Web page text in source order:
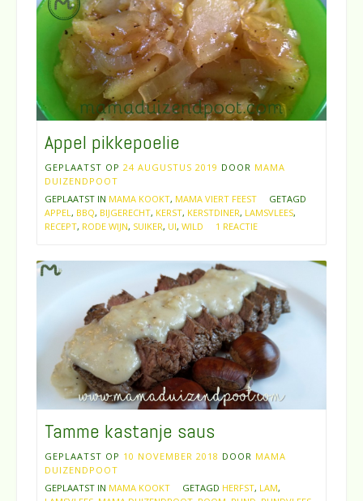
Appel pikkepoelie
GEPLAATST OP 24 AUGUSTUS 2019 DOOR MAMA
DUIZENDPOOT
GEPLAATST IN MAMA KOOKT, MAMA VIERT FEEST
GETAGD
APPEL, BBQ, BIJGERECHT, KERST, KERSTDINER, LAMSVLEES,
RECEPT, RODE WIJN, SUIKER, UI, WILD 1 REACTIE
Tamme kastanje saus
GEPLAATST OP 10 NOVEMBER 2018 DOOR MAMA
DUIZENDPOOT
GEPLAATST IN MAMA KOOKT GETAGD HERFST, LAM,